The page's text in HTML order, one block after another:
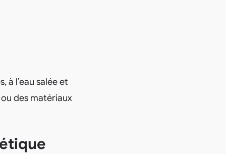
à l’eau salée et
des matériaux